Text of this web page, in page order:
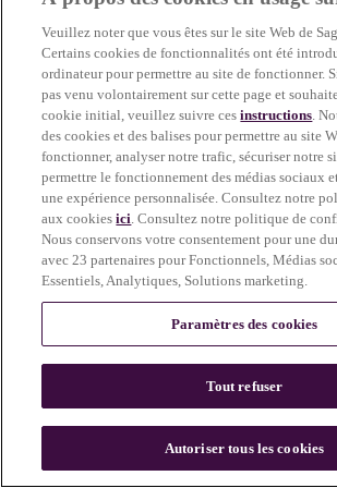
more information)
n
Veuillez noter que vous êtes sur le site Web de
Certains cookies de fonctionnalités ont été
ordinateur pour permettre au site de fonctionner.
pas venu volontairement sur cette page et
cookie initial, veuillez suivre cesinstructions.
des cookies et des balises pour permettre au site
fonctionner, analyser notre trafic, sécuriser notre
permettre le fonctionnement des médias sociaux
une expérience personnalisée. Consultez notre
aux cookiesici. Consultez notre politique de
Nous conservons votre consentement pour une
avec 23 partenaires pour Fonctionnels, Médias
Essentiels, Analytiques, Solutions marketing.
Paramètres des cookies
Tout refuser
Autoriser tous les cookies